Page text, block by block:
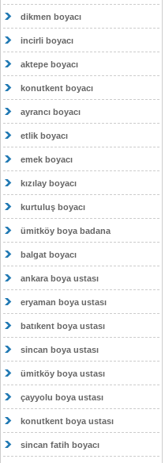
dikmen boyacı
incirli boyacı
aktepe boyacı
konutkent boyacı
ayrancı boyacı
etlik boyacı
emek boyacı
kızılay boyacı
kurtuluş boyacı
ümitköy boya badana
balgat boyacı
ankara boya ustası
eryaman boya ustası
batıkent boya ustası
sincan boya ustası
ümitköy boya ustası
çayyolu boya ustası
konutkent boya ustası
sincan fatih boyacı